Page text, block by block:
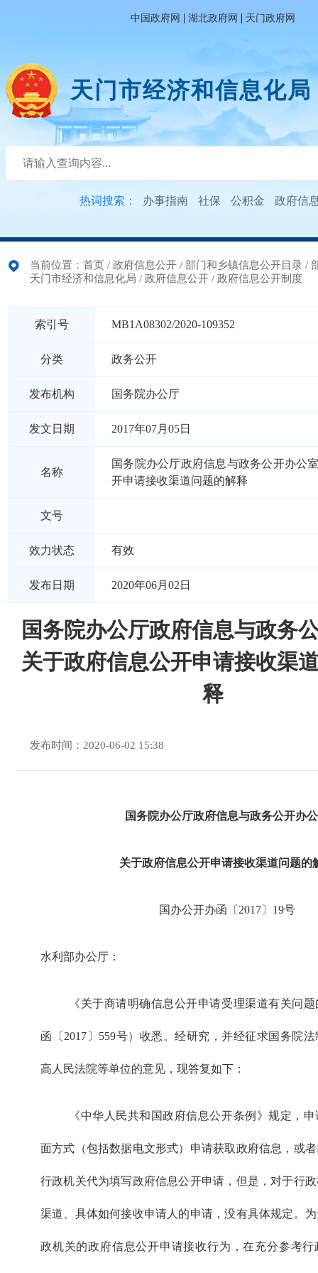
中国政府网 | 湖北政府网 | 天门政府网
天门市经济和信息化局
热词搜索： 办事指南 社保 公积金 政府信
当前位置： 首页 / 政府信息公开 / 部门和乡镇信息公开目录 /
天门市经济和信息化局 / 政府信息公开 / 政府信息公开制度
索引号 MB1A08302/2020-109352
分类 政务公开
发布机构 国务院办公厅
发文日期 2017年07月05日
名称
国务院办公厅政府信息与政务公开办公
开申请接收渠道问题的解释
文号
效力状态 有效
发布日期 2020年06月02日
国务院办公厅政府信息与政务
关于政府信息公开申请接收渠
释
发布时间：2020-06-02 15:38
国务院办公厅政府信息与政务公开办
关于政府信息公开申请接收渠道问题的
国办公开办函〔2017〕19号
水利部办公厅：
《关于商请明确信息公开申请受理渠道有关问
函〔2017〕559号）收悉。经研究，并经征求国务院
高人民法院等单位的意见，现答复如下：
《中华人民共和国政府信息公开条例》规定，
面方式（包括数据电文形式）申请获取政府信息，或
行政机关代为填写政府信息公开申请，但是，对于行
渠道、具体如何接收申请人的申请，没有具体规定。
政机关的政府信息公开申请接收行为，在充分参考行